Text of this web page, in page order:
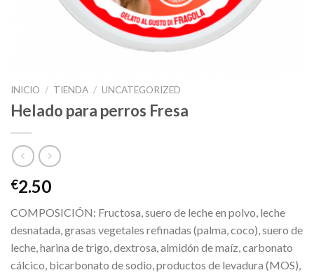
INICIO / TIENDA / UNCATEGORIZED
Helado para perros Fresa
€2.50
COMPOSICIÓN: Fructosa, suero de leche en polvo, leche
desnatada, grasas vegetales refinadas (palma, coco), suero de
leche, harina de trigo, dextrosa, almidón de maíz, carbonato
cálcico, bicarbonato de sodio, productos de levadura (MOS),